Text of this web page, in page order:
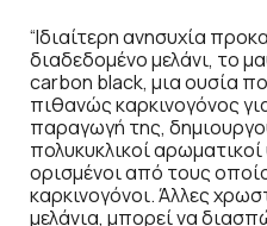
“Ιδιαίτερη ανησυχία
διαδεδομένο μελάνι, το
carbon black, μια ουσία
πιθανώς καρκινογόνος
παραγωγή της,
πολυκυκλικοί
ορισμένοι από τους
καρκινογόνοι. Άλλες
μελάνια, μπορεί να